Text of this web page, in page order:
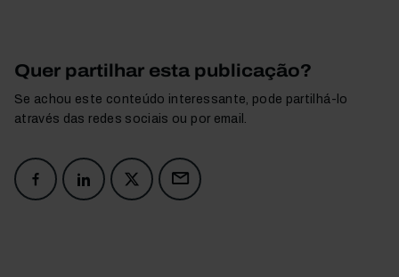
Quer partilhar esta publicação?
Se achou este conteúdo interessante, pode partilhá-lo
através das redes sociais ou por email.